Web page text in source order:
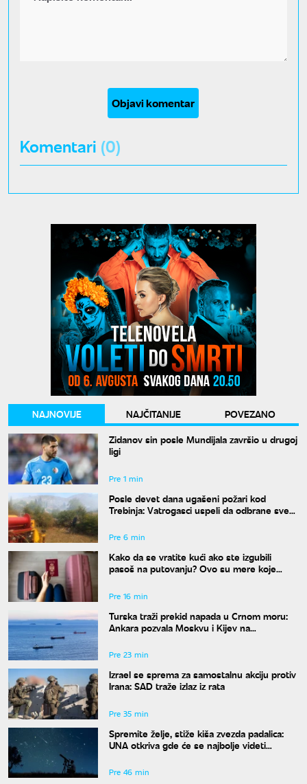
Objavi komentar
Komentari (0)
NAJNOVIJE NAJČITANIJE
POVEZANO
Zidanov sin posle Mundijala završio u drugoj
ligi
Pre 1 min
Posle devet dana ugašeni požari kod
Trebinja: Vatrogasci uspeli da odbrane sve
Pre 6 min
Kako da se vratite kući ako ste izgubili
pasoš na putovanju? Ovo su mere koje
Pre 16 min
Turska traži prekid napada u Crnom moru:
Ankara pozvala Moskvu i Kijev na
Pre 23 min
Izrael se sprema za samostalnu akciju protiv
Irana: SAD traže izlaz iz rata
Pre 35 min
Spremite želje, stiže kiša zvezda padalica:
UNA otkriva gde će se najbolje videti
Pre 46 min